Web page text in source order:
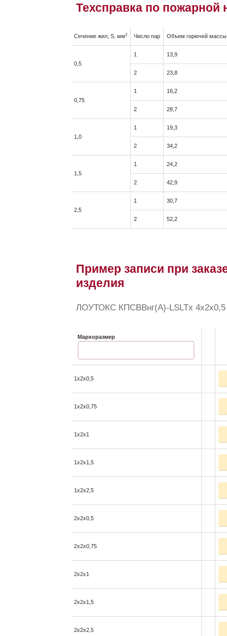
Техсправка по пожарной
Cечение жил, S, мм2 Число пар Объем горючей
0,5
1 13,9
2 23,8
0,75
1 16,2
2 28,7
1,0
1 19,3
2 34,2
1,5
1 24,2
2 42,9
2,5
1 30,7
2 52,2
Пример записи при
изделия
ЛОУТОКС КПСВВнг(А)-LSLTx 4x2x0,5
Маркоразмер
1x2x0,5
1x2x0,75
1x2x1
1x2x1,5
1x2x2,5
2x2x0,5
2x2x0,75
2x2x1
2x2x1,5
2x2x2,5